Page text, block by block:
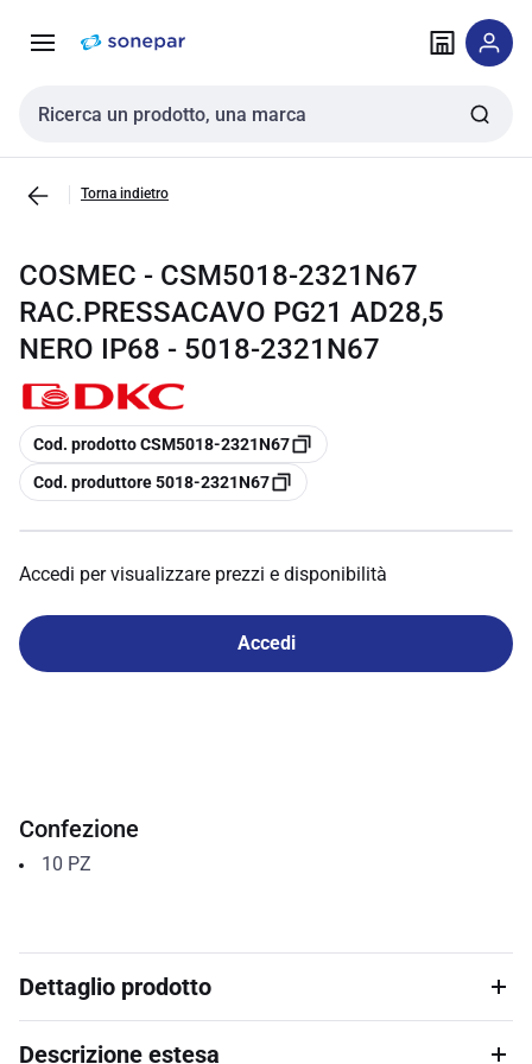
navigazione alla
Cerca input
Torna indietro
COSMEC - CSM5018-2321N67
RAC.PRESSACAVO PG21 AD28,5
NERO IP68 - 5018-2321N67
copia
Cod. prodotto CSM5018-2321N67
copia
Cod. produttore 5018-2321N67
Accedi per visualizzare prezzi e disponibilità
Accedi
Confezione
10 PZ
Dettaglio prodotto
Descrizione estesa